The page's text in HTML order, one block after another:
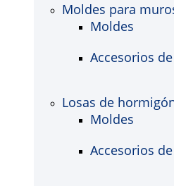
Moldes para
Moldes
Accesorios
Losas de
Moldes
Accesorios